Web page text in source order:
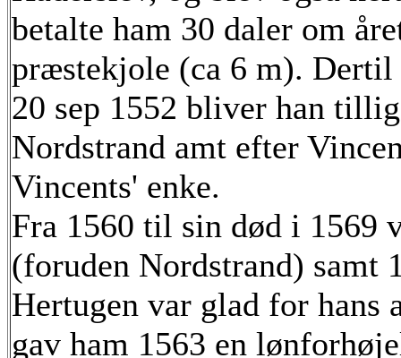
betalte ham 30 daler om
præstekjole (ca 6 m).
20 sep 1552 bliver han
Nordstrand amt efter
Vincents' enke.
Fra 1560 til sin død i 1569
(foruden Nordstrand) samt
Hertugen var glad for
gav ham 1563 en